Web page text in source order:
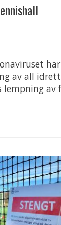
av all
lempning av